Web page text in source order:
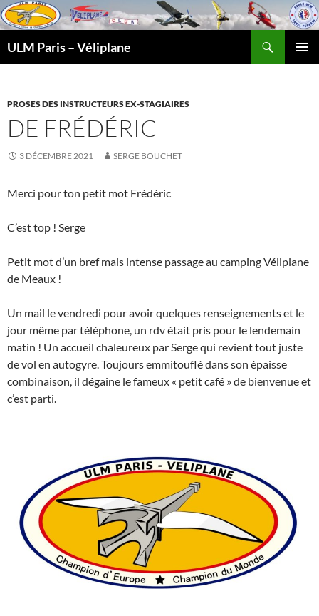
ULM Paris – Véliplane
PROSES DES INSTRUCTEURS EX-STAGIAIRES
DE FRÉDÉRIC
3 DÉCEMBRE 2021 SERGE BOUCHET
Merci pour ton petit mot Frédéric
C’est top ! Serge
Petit mot d’un bref mais intense passage au camping Véliplane
de Meaux !
Un mail le vendredi pour avoir quelques renseignements et le
jour même par téléphone, un rdv était pris pour le lendemain
matin ! Un accueil chaleureux par Serge qui revient tout juste
de vol en autogyre. Toujours emmitouflé dans son épaisse
combinaison, il dégaine le fameux « petit café » de bienvenue et
c’est parti.